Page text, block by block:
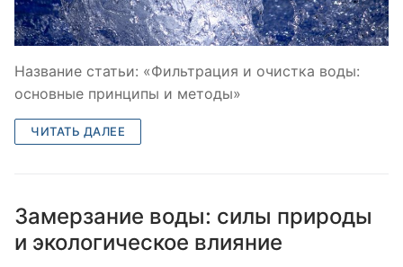
Название статьи: «Фильтрация и очистка воды:
основные принципы и методы»
ЧИТАТЬ ДАЛЕЕ
Замерзание воды: силы природы
и экологическое влияние